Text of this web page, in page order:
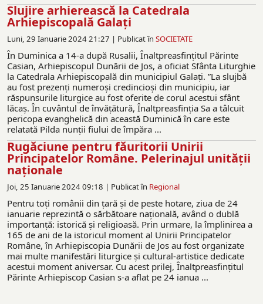
Slujire arhierească la Catedrala
Arhiepiscopală Galați
Luni, 29 Ianuarie 2024 21:27 | Publicat în SOCIETATE
În Duminica a 14-a după Rusalii, Înaltpreasfințitul Părinte
Casian, Arhiepiscopul Dunării de Jos, a oficiat Sfânta Liturghie
la Catedrala Arhiepiscopală din municipiul Galați. ”La slujbă
au fost prezenţi numeroşi credincioşi din municipiu, iar
răspunsurile liturgice au fost oferite de corul acestui sfânt
lăcaş. În cuvântul de învățătură, Înaltpreasfinția Sa a tâlcuit
pericopa evanghelică din această Duminică în care este
relatată Pilda nunții fiului de împăra ...
Rugăciune pentru făuritorii Unirii
Principatelor Române. Pelerinajul unității
naționale
Joi, 25 Ianuarie 2024 09:18 | Publicat în Regional
Pentru toți românii din ţară şi de peste hotare, ziua de 24
ianuarie reprezintă o sărbătoare națională, având o dublă
importanță: istorică și religioasă. Prin urmare, la împlinirea a
165 de ani de la istoricul moment al Unirii Principatelor
Române, în Arhiepiscopia Dunării de Jos au fost organizate
mai multe manifestări liturgice şi cultural-artistice dedicate
acestui moment aniversar. Cu acest prilej, Înaltpreasfinţitul
Părinte Arhiepiscop Casian s-a aflat pe 24 ianua ...